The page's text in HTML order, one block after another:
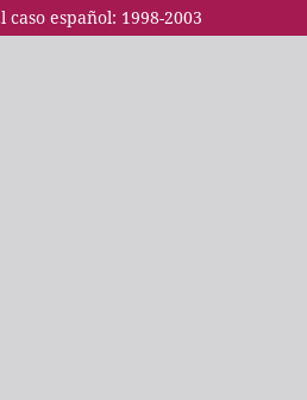
español: 1998-2003